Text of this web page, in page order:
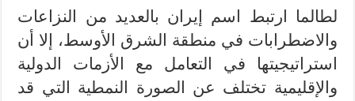
لطالما ارتبط اسم إيران بالعديد من النزاعات
والاضطرابات في منطقة الشرق الأوسط، إلا أن
استراتيجيتها في التعامل مع الأزمات الدولية
والإقليمية تختلف عن الصورة النمطية التي قد